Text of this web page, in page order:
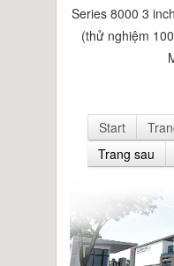
Series 8000 3
(thử nghiệm
Start
Trang sau